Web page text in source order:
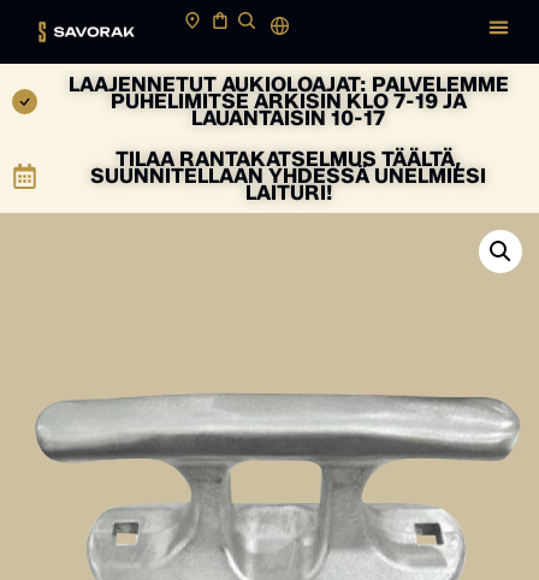
LAAJENNETUT AUKIOLOAJAT: PALVELEMME
PUHELIMITSE ARKISIN KLO 7-19 JA
LAUANTAISIN 10-17
TILAA RANTAKATSELMUS TÄÄLTÄ,
SUUNNITELLAAN YHDESSÄ UNELMIESI
LAITURI!